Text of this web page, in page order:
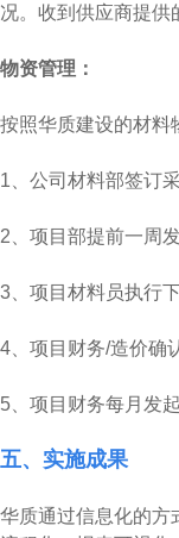
况。收到供应商提供
物资管理：
按照华质建设的材料
1、公司材料部签订
2、项目部提前一周
3、项目材料员执行
4、项目财务/造价确
5、项目财务每月发
五、实施成果
华质通过信息化的方